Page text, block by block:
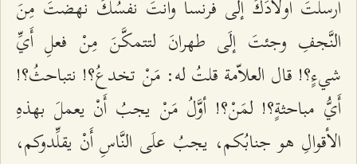
أرسلتَ أولادَكَ إلَى فرنسا وأنتَ نفسُكَ نهضتَ مِنَ
النَّجفِ وجئتَ إلَى طهرانَ لتتمكَّنَ مِنْ فعلِ أَيِّ
شيءٍ؟! قال العلاّمة قلتُ له: مَنْ تخدعُ؟! نتباحثُ؟!
أَيُّ مباحثةٍ؟! لمَنْ؟! أوَّلُ مَنْ يجبُ أَنْ يعملَ بهذهِ
الأقوالِ هو جنابُكم، يجبُ علَى النَّاسِ أَنْ يقلِّدوكم،